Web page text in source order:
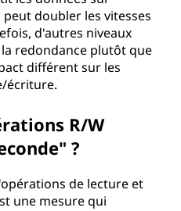
doubler les vitesses
d'autres niveaux
redondance plutôt que
différent sur les
écriture.
R/W
?
de lecture et
une mesure qui